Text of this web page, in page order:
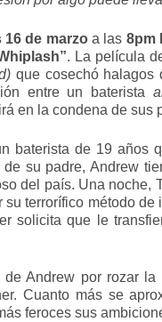
16 de marzo a las 8pm
. La película
que cosechó halagos
entre un baterista
en la condena de sus
baterista de 19 años
de su padre, Andrew
del país. Una noche,
su terrorífico método
solicita que le
de Andrew por rozar
Cuanto más se
feroces sus